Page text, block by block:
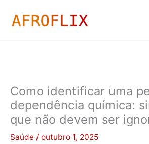
para
Como identificar uma
dependência química:
que não devem ser
Saúde / outubro 1, 2025